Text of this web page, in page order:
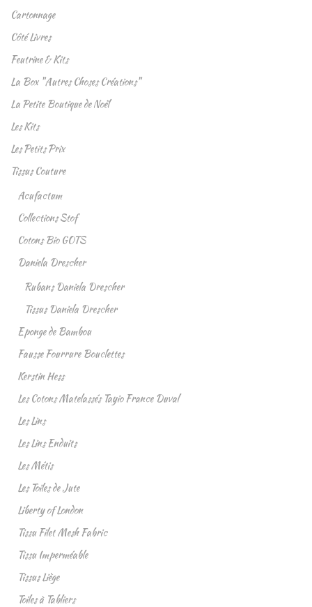
Cartonnage
Côté Livres
Feutrine & Kits
La Box "Autres Choses Créations"
La Petite Boutique de Noël
Les Kits
Les Petits Prix
Tissus Couture
Acufactum
Collections Stof
Cotons Bio GOTS
Daniela Drescher
Rubans Daniela Drescher
Tissus Daniela Drescher
Eponge de Bambou
Fausse Fourrure Bouclettes
Kerstin Hess
Les Cotons Matelassés Tayio France Duval
Les Lins
Les Lins Enduits
Les Métis
Les Toiles de Jute
Liberty of London
Tissu Filet Mesh Fabric
Tissu Imperméable
Tissus Liège
Toiles à Tabliers